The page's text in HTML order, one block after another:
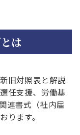
は
旧対照表と解説
任支援、労働基
連書式（社内届
ります。